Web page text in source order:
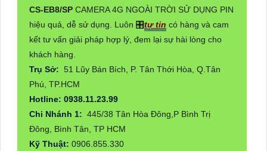
CS-EB8/SP CAMERA 4G NGOÀI TRỜI SỬ DỤNG PIN
hiệu quả, dễ sử dụng. Luôn 🎛tự tin có hàng và cam
kết tư vấn giải pháp hợp lý, đem lại sự hài lòng cho
khách hàng.
Trụ Sở: 51 Lũy Bán Bích, P. Tân Thới Hòa, Q.Tân
Phú, TP.HCM
Hotline: 0938.11.23.99
Chi Nhánh 1: 445/38 Tân Hòa Đông,P Bình Trị
Đông, Bình Tân, TP HCM
Kỹ Thuật: 0906.855.330